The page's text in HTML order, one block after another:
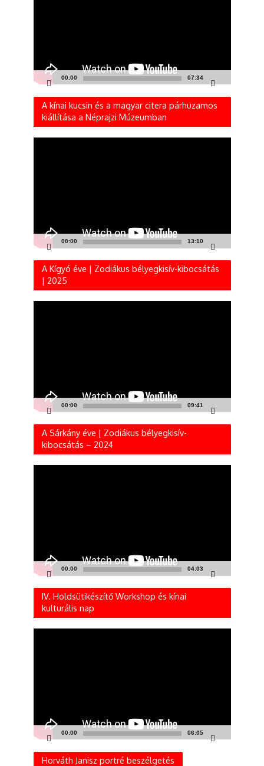
00:00 07:34
A kínai kucsin és a magyar citera párhuzamos
kiállítása a Néprajzi Múzeumban
00:00 13:10
A Kígyó éve | Zodiákus bélyegkisív-kibocsátás
| 2025
00:00 09:41
A Sárkány éve | Zodiákus bélyegkisív-
kibocsátás – 2024
00:00 04:03
IV. Holdsütikészítő Workshop és kínai
kulturális nap
00:00 06:05
Horváth Janisz portré beszélgetés